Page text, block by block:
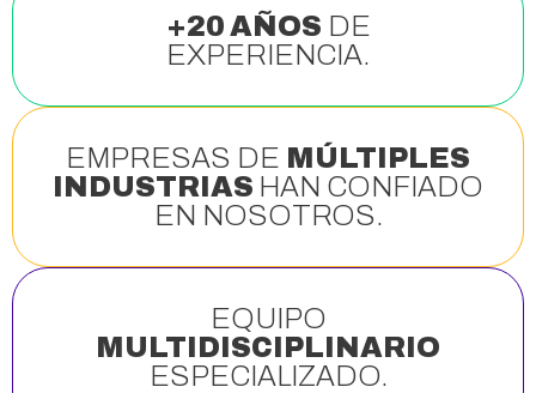
+20 AÑOS DE
EXPERIENCIA.
EMPRESAS DE MÚLTIPLES
INDUSTRIAS HAN CONFIADO
EN NOSOTROS.
EQUIPO
MULTIDISCIPLINARIO
ESPECIALIZADO.